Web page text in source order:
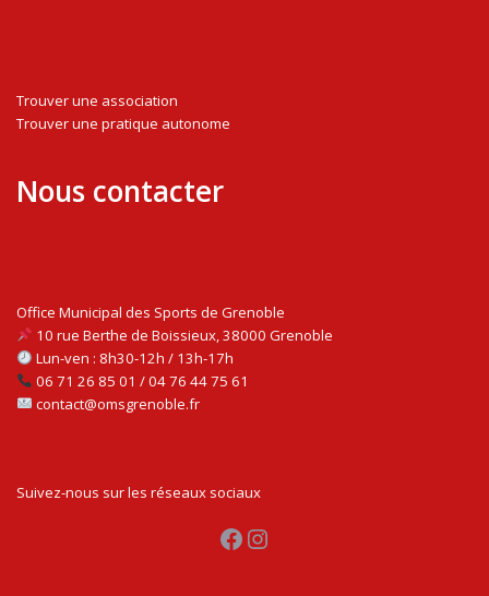
Trouver une association
Trouver une pratique autonome
Nous contacter
Office Municipal des Sports de Grenoble
10 rue Berthe de Boissieux, 38000 Grenoble
Lun-ven : 8h30-12h / 13h-17h
06 71 26 85 01 / 04 76 44 75 61
contact@omsgrenoble.fr
Suivez-nous sur les réseaux sociaux
Facebook Instagram